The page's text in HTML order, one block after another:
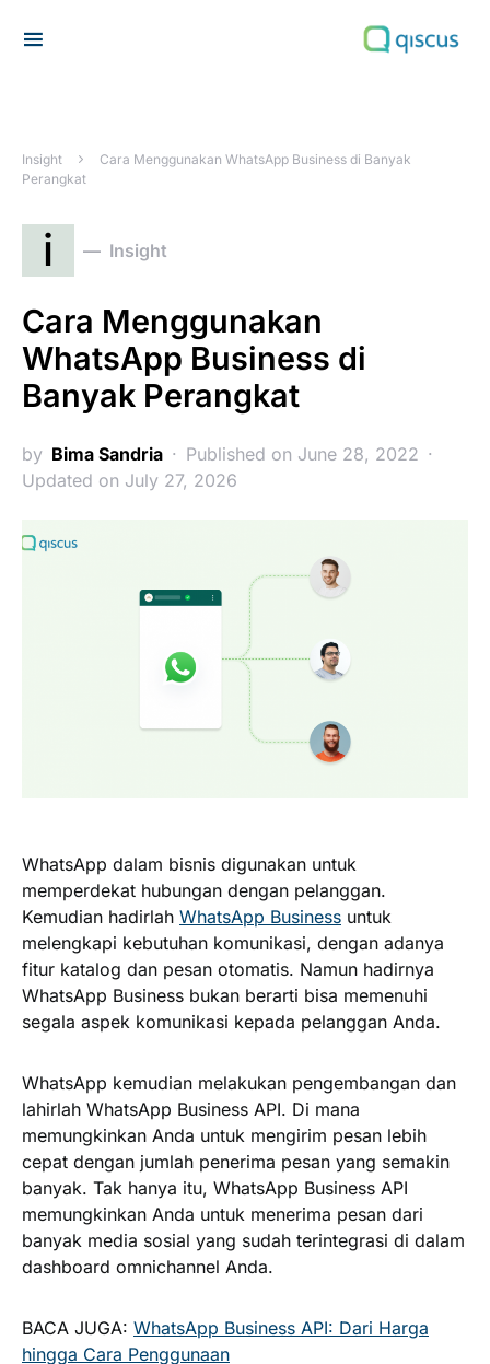
Insight
Cara Menggunakan WhatsApp Business di Banyak
Perangkat
i Insight
Cara Menggunakan
WhatsApp Business di
Banyak Perangkat
by Bima Sandria
Published on June 28, 2022
Updated on July 27, 2026
WhatsApp dalam bisnis digunakan untuk
memperdekat hubungan dengan pelanggan.
Kemudian hadirlah WhatsApp Business untuk
melengkapi kebutuhan komunikasi, dengan adanya
fitur katalog dan pesan otomatis. Namun hadirnya
WhatsApp Business bukan berarti bisa memenuhi
segala aspek komunikasi kepada pelanggan Anda.
WhatsApp kemudian melakukan pengembangan dan
lahirlah WhatsApp Business API. Di mana
memungkinkan Anda untuk mengirim pesan lebih
cepat dengan jumlah penerima pesan yang semakin
banyak. Tak hanya itu, WhatsApp Business API
memungkinkan Anda untuk menerima pesan dari
banyak media sosial yang sudah terintegrasi di dalam
dashboard omnichannel Anda.
BACA JUGA: WhatsApp Business API: Dari Harga
hingga Cara Penggunaan